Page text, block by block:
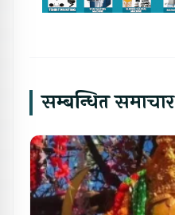
सम्बन्धित समाचार